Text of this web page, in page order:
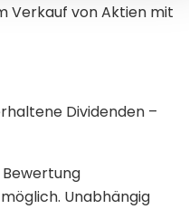
Verkauf von Aktien mit
Dividenden –
Unabhängig